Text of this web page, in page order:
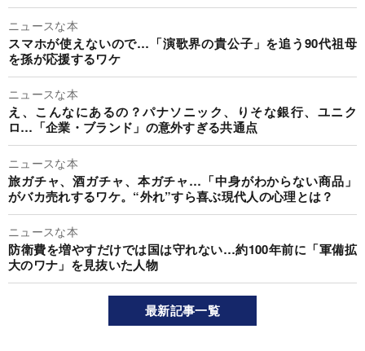
ニュースな本
スマホが使えないので…「演歌界の貴公子」を追う90代祖母
を孫が応援するワケ
ニュースな本
え、こんなにあるの？パナソニック、りそな銀行、ユニク
ロ…「企業・ブランド」の意外すぎる共通点
ニュースな本
旅ガチャ、酒ガチャ、本ガチャ…「中身がわからない商品」
がバカ売れするワケ。“外れ”すら喜ぶ現代人の心理とは？
ニュースな本
防衛費を増やすだけでは国は守れない…約100年前に「軍備拡
大のワナ」を見抜いた人物
最新記事一覧